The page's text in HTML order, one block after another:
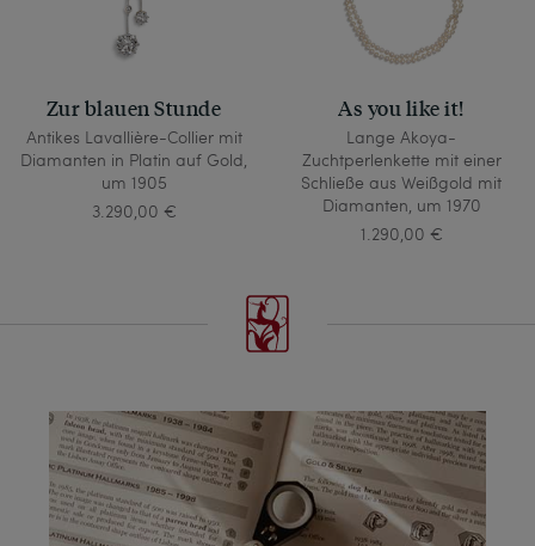
Zur blauen Stunde
Antikes Lavallière-Collier mit
Diamanten in Platin auf Gold,
um 1905
3.290,00 €
As you like it!
Lange Akoya-
Zuchtperlenkette mit einer
Schließe aus Weißgold mit
Diamanten, um 1970
1.290,00 €